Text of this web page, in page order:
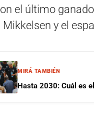
el último
y el
MIRÁ TAMBIÉN
Hasta 2030: Cuál es